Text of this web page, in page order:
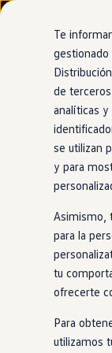
Ir
directamente
al contenido
Ir
directamente
al pie de
página
Nuevo
Compra y
My
My Way
Seguros
Eléctricos e
Más
Plan
Carga y
Un
Los
con los
especialmente
notablemente la
eficiencia. Los
Te
gestionado
de
analíticas
se utilizan
y para
Asimismo,
para la
tu
ofrecerte
Para
utilizamos